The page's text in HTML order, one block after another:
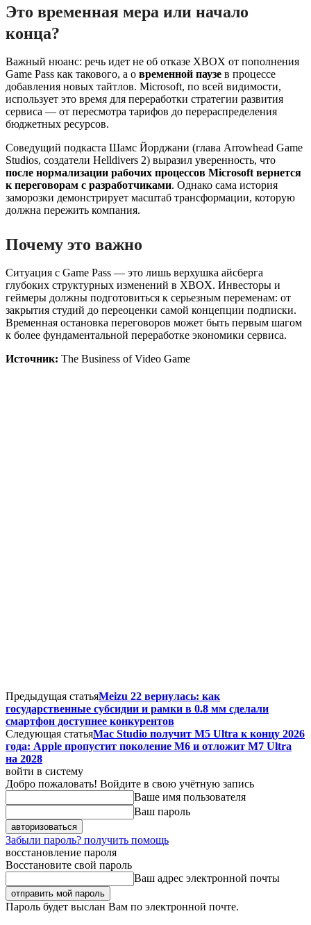
Это временная мера или начало
конца?
Важный нюанс: речь идет не об отказе XBOX от пополнения
Game Pass как такового, а о временной паузе в процессе
добавления новых тайтлов. Microsoft, по всей видимости,
использует это время для переработки стратегии развития
сервиса — от пересмотра тарифов до перераспределения
бюджетных ресурсов.
Соведущий подкаста Шамс Йорджани (глава Arrowhead Game
Studios, создатели Helldivers 2) выразил уверенность, что
после нормализации рабочих процессов Microsoft вернется
к переговорам с разработчиками. Однако сама история
заморозки демонстрирует масштаб трансформации, которую
должна пережить компания.
Почему это важно
Ситуация с Game Pass — это лишь верхушка айсберга
глубоких структурных изменений в XBOX. Инвесторы и
геймеры должны подготовиться к серьезным переменам: от
закрытия студий до переоценки самой концепции подписки.
Временная остановка переговоров может быть первым шагом
к более фундаментальной переработке экономики сервиса.
Источник: The Business of Video Game
Предыдущая статьяMeizu 22 вернулась: как
государственные субсидии и рамки в 0.8 мм сделали
смартфон доступнее конкурентов
Следующая статьяMac Studio получит M5 Ultra к концу 2026
года: Apple пропустит поколение M6 и отложит M7 Ultra
на 2028
войти в систему
Добро пожаловать! Войдите в свою учётную запись
Ваше имя пользователя
Ваш пароль
Забыли пароль? получить помощь
восстановление пароля
Восстановите свой пароль
Ваш адрес электронной почты
Пароль будет выслан Вам по электронной почте.